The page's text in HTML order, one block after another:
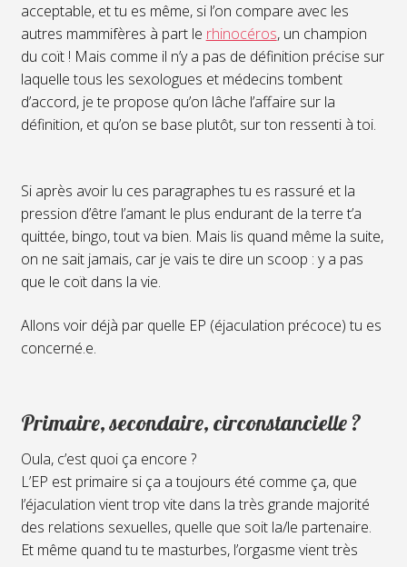
acceptable, et tu es même, si l’on compare avec les
autres mammifères à part le rhinocéros, un champion
du coït ! Mais comme il n’y a pas de définition précise sur
laquelle tous les sexologues et médecins tombent
d’accord, je te propose qu’on lâche l’affaire sur la
définition, et qu’on se base plutôt, sur ton ressenti à toi.
Si après avoir lu ces paragraphes tu es rassuré et la
pression d’être l’amant le plus endurant de la terre t’a
quittée, bingo, tout va bien. Mais lis quand même la suite,
on ne sait jamais, car je vais te dire un scoop : y a pas
que le coït dans la vie.
Allons voir déjà par quelle EP (éjaculation précoce) tu es
concerné.e.
Primaire, secondaire, circonstancielle ?
Oula, c’est quoi ça encore ?
L’EP est primaire si ça a toujours été comme ça, que
l’éjaculation vient trop vite dans la très grande majorité
des relations sexuelles, quelle que soit la/le partenaire.
Et même quand tu te masturbes, l’orgasme vient très